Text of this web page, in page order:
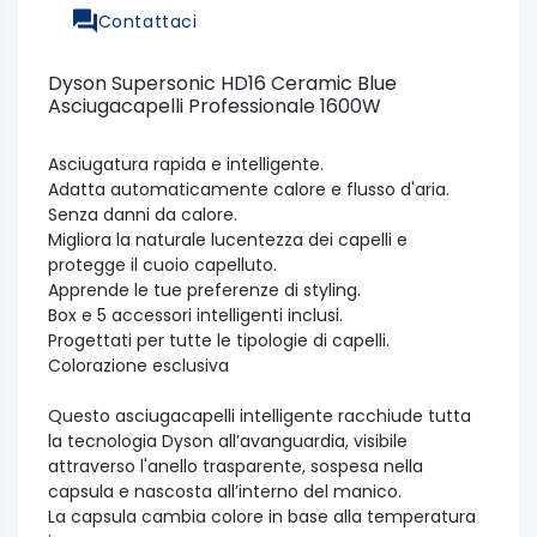
Contattaci
Dyson Supersonic HD16 Ceramic Blue
Asciugacapelli Professionale 1600W
Asciugatura rapida e intelligente.
Adatta automaticamente calore e flusso d'aria.
Senza danni da calore.
Migliora la naturale lucentezza dei capelli e
protegge il cuoio capelluto.
Apprende le tue preferenze di styling.
Box e 5 accessori intelligenti inclusi.
Progettati per tutte le tipologie di capelli.
Colorazione esclusiva
Questo asciugacapelli intelligente racchiude tutta
la tecnologia Dyson all’avanguardia, visibile
attraverso l'anello trasparente, sospesa nella
capsula e nascosta all’interno del manico.
La capsula cambia colore in base alla temperatura